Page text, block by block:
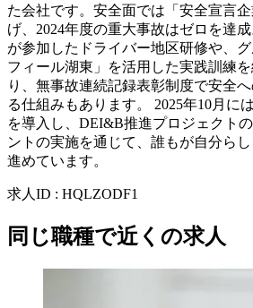
た会社です。安全面では「安全宣言
げ、2024年度の重大事故はゼロを達
が参加したドライバー地区研修や、
フィール湖東」を活用した実践訓練
り、無事故連続記録表彰制度で安全
る仕組みもあります。 2025年10月に
を導入し、DEI&B推進プロジェクト
ントの実施を通じて、誰もが自分ら
進めています。
求人ID : HQLZODF1
同じ職種で近くの求人